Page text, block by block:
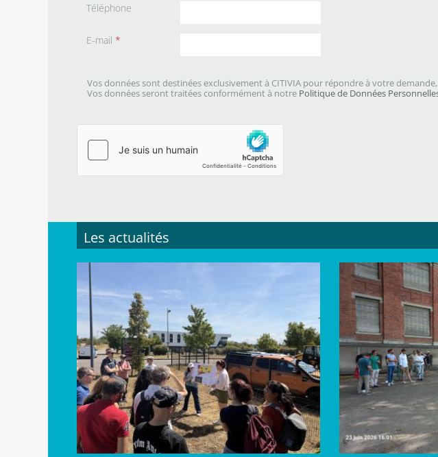
Téléphone
E-mail *
Vos données sont destinées exclusivement à CITIVIA pour répondre à votre
Vos données seront traitées conformément à notre Politique de Données
Les actualités